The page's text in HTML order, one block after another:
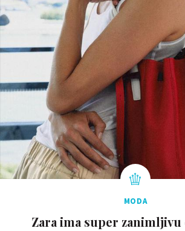
MODA
Zara ima super